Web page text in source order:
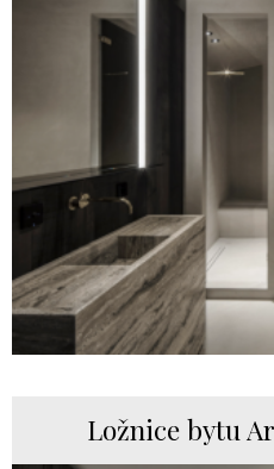
Ložnice bytu